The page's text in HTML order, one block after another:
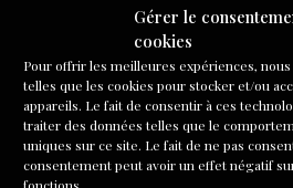
Gérer le
cookies
Pour offrir les meilleures expériences,
telles que les cookies pour stocker et/ou
appareils. Le fait de consentir à ces
traiter des données telles que le
uniques sur ce site. Le fait de ne pas
consentement peut avoir un effet négatif
fonctions.
Isabelle
« Chambre 152
En 152 fragments avec retraits à
ponctuation, Isabelle Rossignol